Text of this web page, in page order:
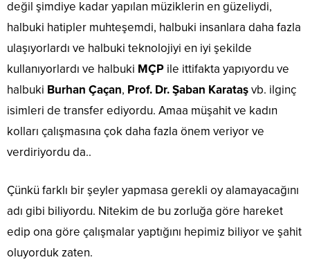
değil şimdiye kadar yapılan müziklerin en güzeliydi,
halbuki hatipler muhteşemdi, halbuki insanlara daha fazla
ulaşıyorlardı ve halbuki teknolojiyi en iyi şekilde
kullanıyorlardı ve halbuki MÇP ile ittifakta yapıyordu ve
halbuki Burhan Çaçan, Prof. Dr. Şaban Karataşvb. ilginç
isimleri de transfer ediyordu. Amaa müşahit ve kadın
kolları çalışmasına çok daha fazla önem veriyor ve
verdiriyordu da..
Çünkü farklı bir şeyler yapmasa gerekli oy alamayacağını
adı gibi biliyordu. Nitekim de bu zorluğa göre hareket
edip ona göre çalışmalar yaptığını hepimiz biliyor ve şahit
oluyorduk zaten.